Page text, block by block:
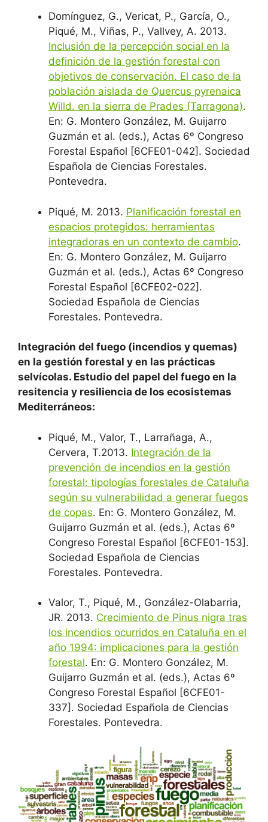
Domínguez, G., Vericat, P., García, O.,
Piqué, M., Viñas, P., Vallvey, A. 2013.
Inclusión de la percepción social en la
definición de la gestión forestal con
objetivos de conservación. El caso de la
población aislada de Quercus pyrenaica
Willd. en la sierra de Prades (Tarragona).
En: G. Montero González, M. Guijarro
Guzmán et al. (eds.), Actas 6º Congreso
Forestal Español [6CFE01-042]. Sociedad
Española de Ciencias Forestales.
Pontevedra.
Piqué, M. 2013. Planificación forestal en
espacios protegidos: herramientas
integradoras en un contexto de cambio.
En: G. Montero González, M. Guijarro
Guzmán et al. (eds.), Actas 6º Congreso
Forestal Español [6CFE02-022].
Sociedad Española de Ciencias
Forestales. Pontevedra.
Integración del fuego (incendios y quemas)
en la gestión forestal y en las prácticas
selvícolas. Estudio del papel del fuego en la
resitencia y resiliencia de los ecosistemas
Mediterráneos:
Piqué, M., Valor, T., Larrañaga, A.,
Cervera, T.2013. Integración de la
prevención de incendios en la gestión
forestal: tipologías forestales de Cataluña
según su vulnerabilidad a generar fuegos
de copas. En: G. Montero González, M.
Guijarro Guzmán et al. (eds.), Actas 6º
Congreso Forestal Español [6CFE01-153].
Sociedad Española de Ciencias
Forestales. Pontevedra.
Valor, T., Piqué, M., González-Olabarria,
JR. 2013. Crecimiento de Pinus nigra tras
los incendios ocurridos en Cataluña en el
año 1994: implicaciones para la gestión
forestal. En: G. Montero González, M.
Guijarro Guzmán et al. (eds.), Actas 6º
Congreso Forestal Español [6CFE01-
337]. Sociedad Española de Ciencias
Forestales. Pontevedra.